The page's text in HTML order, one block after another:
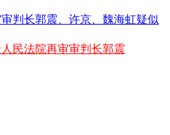
判长郭震、许京、魏海虹疑似
民法院再审审判长郭震